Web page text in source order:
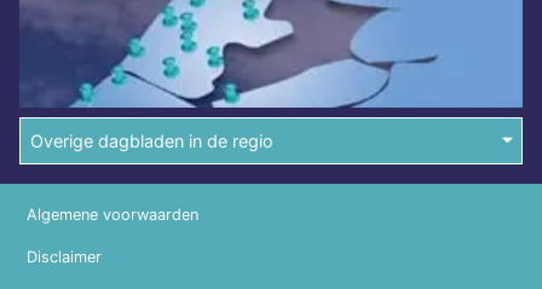
Overige dagbladen in de regio
Algemene voorwaarden
Disclaimer